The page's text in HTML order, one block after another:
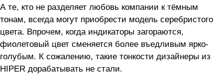
А те, кто не разделяет любовь компании к тёмным
тонам, всегда могут приобрести модель серебристого
цвета. Впрочем, когда индикаторы загораются,
фиолетовый цвет сменяется более въедливым ярко-
голубым. К сожалению, такие тонкости дизайнеры из
HIPER дорабатывать не стали.